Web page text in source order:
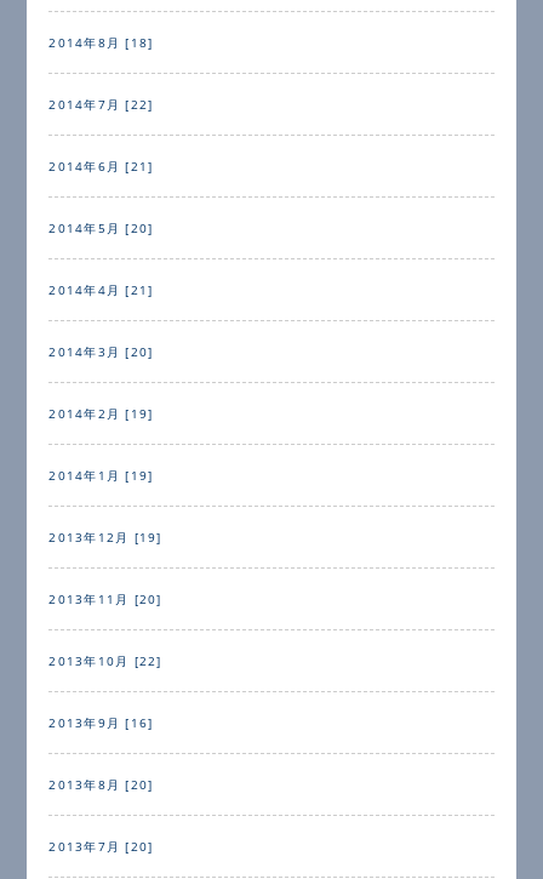
2014年8月 [18]
2014年7月 [22]
2014年6月 [21]
2014年5月 [20]
2014年4月 [21]
2014年3月 [20]
2014年2月 [19]
2014年1月 [19]
2013年12月 [19]
2013年11月 [20]
2013年10月 [22]
2013年9月 [16]
2013年8月 [20]
2013年7月 [20]